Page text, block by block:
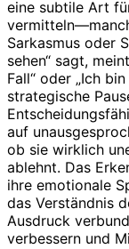
eine subtile Art
Sarkasmus oder
sehen“ sagt,
Fall“ oder „Ich
strategische
auf
ob sie wirklich
ablehnt. Das
ihre emotionale
das Verständnis
Ausdruck
verbessern und